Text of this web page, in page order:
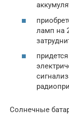
ламп на
Солнечные